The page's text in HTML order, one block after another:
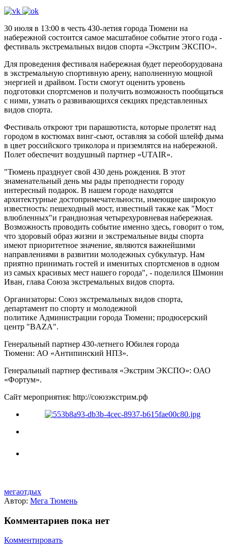
30 июля в 13:00 в честь 430-летия города Тюмени на
набережной состоится самое масштабное событие этого года -
фестиваль экстремальных видов спорта «Экстрим ЭКСПО».
Для проведения фестиваля набережная будет переоборудована
в экстремальную спортивную арену, наполненную мощной
энергией и драйвом. Гости смогут оценить уровень
подготовки спортсменов и получить возможность пообщаться
с ними, узнать о развивающихся секциях представленных
видов спорта.
Фестиваль откроют три парашютиста, которые пролетят над
городом в костюмах винг-сьют, оставляя за собой шлейф дыма
в цвет российского триколора и приземлятся на набережной.
Полет обеспечит воздушный партнер «UTAIR».
"Тюмень празднует свой 430 день рождения. В этот
знаменательный день мы рады преподнести городу
интересный подарок. В нашем городе находятся
архитектурные достопримечательности, имеющие широкую
известность: пешеходный мост, известный также как "Мост
влюбленных"и грандиозная четырехуровневая набережная.
Возможность проводить событие именно здесь, говорит о том,
что здоровый образ жизни и экстремальные виды спорта
имеют приоритетное значение, являются важнейшими
направлениями в развитии молодежных субкультур. Нам
приятно принимать гостей и именитых спортсменов в одном
из самых красивых мест нашего города", - поделился Шмонин
Иван, глава Союза экстремальных видов спорта.
Организаторы: Союз экстремальных видов спорта,
департамент по спорту и молодежной
политике Администрации города Тюмени; продюсерский
центр "BAZA".
Генеральный партнер 430-летнего Юбилея города
Тюмени: АО «Антипинский НПЗ».
Генеральный партнер фестиваля «Экстрим ЭКСПО»: ОАО
«Фортум».
Сайт мероприятия: http://союзэкстрим.рф
мегаотдых
Автор: Мега Тюмень
Комментариев пока нет
Комментировать